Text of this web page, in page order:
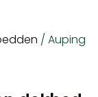
/ Auping